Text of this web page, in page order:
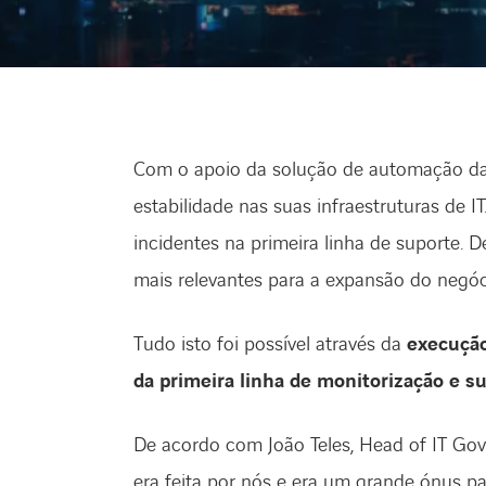
Com o apoio da solução de automação
estabilidade nas suas infraestruturas de
incidentes na primeira linha de suporte.
mais relevantes para a expansão do
Tudo isto foi possível através da
da primeira linha de monitorização e
De acordo com João Teles, Head of IT